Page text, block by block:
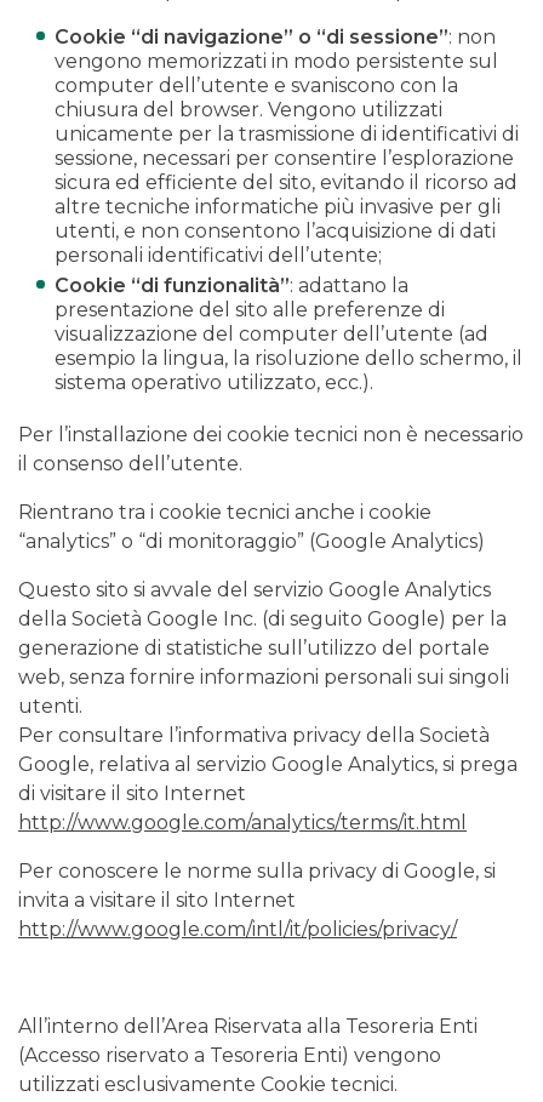
Cookie “di navigazione” o “di sessione”: non
vengono memorizzati in modo persistente sul
computer dell’utente e svaniscono con la
chiusura del browser. Vengono utilizzati
unicamente per la trasmissione di identificativi di
sessione, necessari per consentire l’esplorazione
sicura ed efficiente del sito, evitando il ricorso ad
altre tecniche informatiche più invasive per gli
utenti, e non consentono l’acquisizione di dati
personali identificativi dell’utente;
Cookie “di funzionalità”: adattano la
presentazione del sito alle preferenze di
visualizzazione del computer dell’utente (ad
esempio la lingua, la risoluzione dello schermo, il
sistema operativo utilizzato, ecc.).
Per l’installazione dei cookie tecnici non è necessario
il consenso dell’utente.
Rientrano tra i cookie tecnici anche i cookie
“analytics” o “di monitoraggio” (Google Analytics)
Questo sito si avvale del servizio Google Analytics
della Società Google Inc. (di seguito Google) per la
generazione di statistiche sull’utilizzo del portale
web, senza fornire informazioni personali sui singoli
utenti.
Per consultare l’informativa privacy della Società
Google, relativa al servizio Google Analytics, si prega
di visitare il sito Internet
http://www.google.com/analytics/terms/it.html
Per conoscere le norme sulla privacy di Google, si
invita a visitare il sito Internet
http://www.google.com/intl/it/policies/privacy/
All’interno dell’Area Riservata alla Tesoreria Enti
(Accesso riservato a Tesoreria Enti) vengono
utilizzati esclusivamente Cookie tecnici.